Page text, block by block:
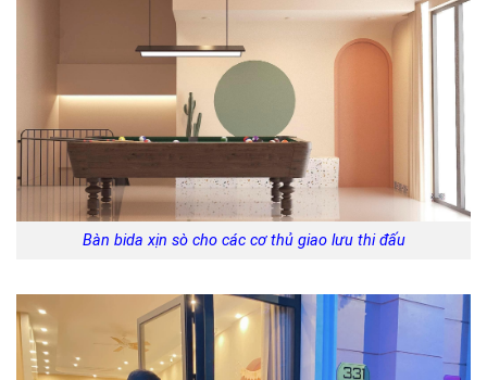
Bàn bida xịn sò cho các cơ thủ giao lưu thi đấu